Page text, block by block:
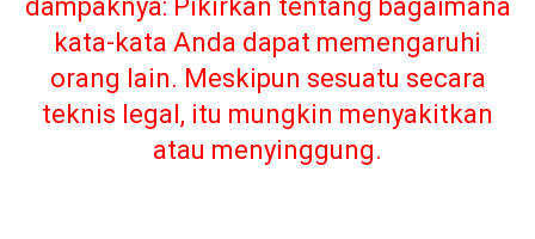
dampaknya: Pikirkan tentang bagaimana
kata-kata Anda dapat memengaruhi
orang lain. Meskipun sesuatu secara
teknis legal, itu mungkin menyakitkan
atau menyinggung.